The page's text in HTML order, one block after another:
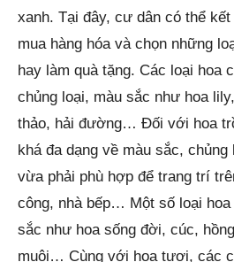
xanh. Tại đây, cư dân có thể
mua hàng hóa và chọn những
hay làm quà tặng. Các loại hoa
chủng loại, màu sắc như hoa
thảo, hải đường… Đối với hoa
khá đa dạng về màu sắc,
vừa phải phù hợp để trang trí
công, nhà bếp… Một số loại hoa
sắc như hoa sống đời, cúc,
muội… Cùng với hoa tươi, các